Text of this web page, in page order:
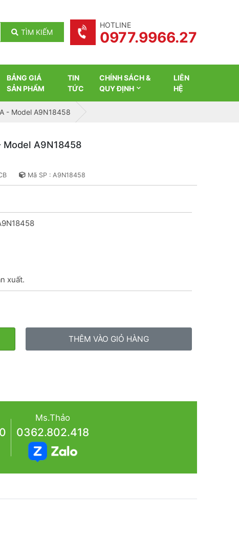
TÌM KIẾM
HOTLINE
0977.9966.27
BẢNG GIÁ
SẢN PHẨM
TIN
TỨC
CHÍNH SÁCH &
QUY ĐỊNH
LIÊN
HỆ
- Model A9N18458
Model A9N18458
Mã SP : A9N18458
xuất.
THÊM VÀO GIỎ HÀNG
Ms.Thảo
0362.802.418